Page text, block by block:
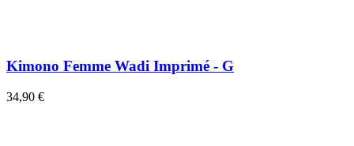
Kimono Femme Wadi Imprimé - G
34,90 €